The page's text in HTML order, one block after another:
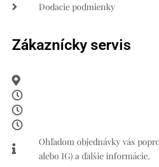
Dodacie podmienky
Zákaznícky servis
Ohľadom objednávky vás
alebo IG) a ďalšie informácie.